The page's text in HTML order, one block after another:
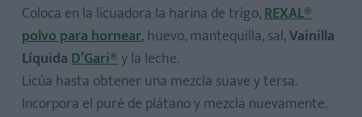
Coloca en la licuadora la harina de trigo,REXAL®
polvo para hornear, huevo, mantequilla, sal,Vainilla
LíquidaD’Gari®y la leche.
Licúa hasta obtener una mezcla suave y tersa.
Incorpora el puré de plátano y mezcla nuevamente.